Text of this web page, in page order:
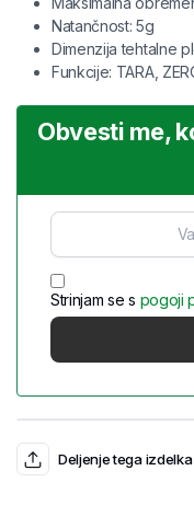
Natančnost: 5g
Dimenzija tehtalne
Funkcije: TARA,
Obvesti me,
Strinjam se s pogoji
Deljenje tega izdelka